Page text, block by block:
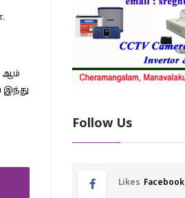
ஆம்
இந்து
Follow Us
Likes Facebook